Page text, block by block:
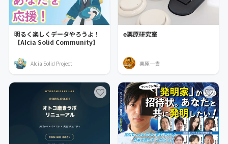
明るく楽しくデータやろうよ！
【AIcia Solid Community】
AIcia Solid Project
e栗原研究室
栗原一貴